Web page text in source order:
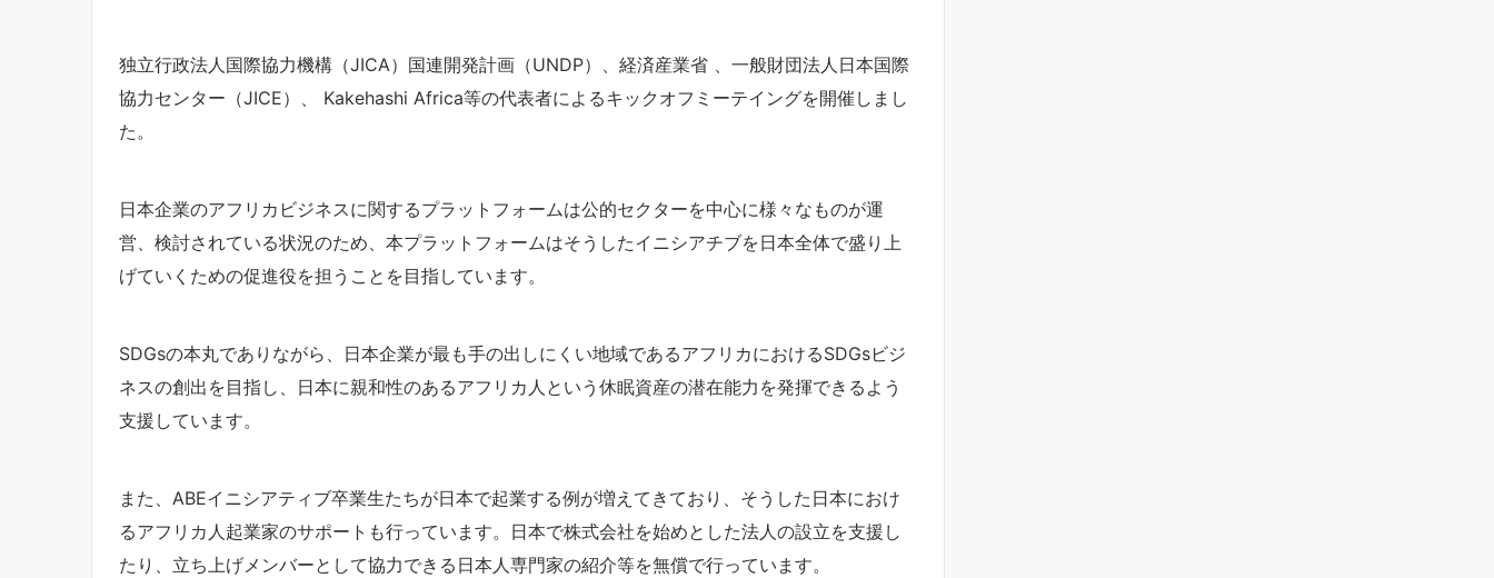
独立行政法人国際協力機構（JICA）国連開発計画（UNDP）、経済産業省 、一般財団法人日本国際
協力センター（JICE）、 Kakehashi Africa等の代表者によるキックオフミーテイングを開催しまし
た。
日本企業のアフリカビジネスに関するプラットフォームは公的セクターを中心に様々なものが運
営、検討されている状況のため、本プラットフォームはそうしたイニシアチブを日本全体で盛り上
げていくための促進役を担うことを目指しています。
SDGsの本丸でありながら、日本企業が最も手の出しにくい地域であるアフリカにおけるSDGsビジ
ネスの創出を目指し、日本に親和性のあるアフリカ人という休眠資産の潜在能力を発揮できるよう
支援しています。
また、ABEイニシアティブ卒業生たちが日本で起業する例が増えてきており、そうした日本におけ
るアフリカ人起業家のサポートも行っています。日本で株式会社を始めとした法人の設立を支援し
たり、立ち上げメンバーとして協力できる日本人専門家の紹介等を無償で行っています。